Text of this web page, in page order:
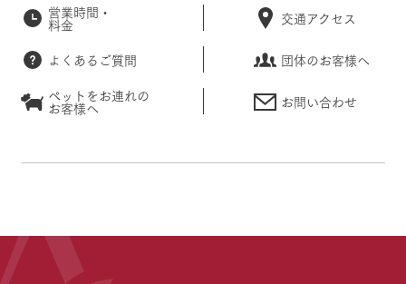
営業時間・
料金 交通アクセス
よくあるご質問
団体のお客様へ
ペットをお連れの
お客様へ お問い合わせ